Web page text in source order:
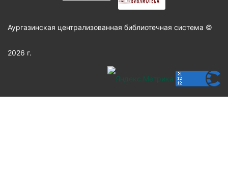
Аургазинская централизованная библиотечная система ©
2026 г.